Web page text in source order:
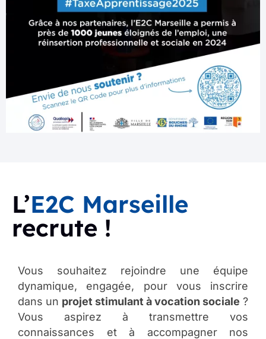
L’E2C Marseille
recrute !
Vous souhaitez rejoindre une équipe
dynamique, engagée, pour vous inscrire
dans un projet stimulant à vocation sociale ?
Vous aspirez à transmettre vos
connaissances et à accompagner nos